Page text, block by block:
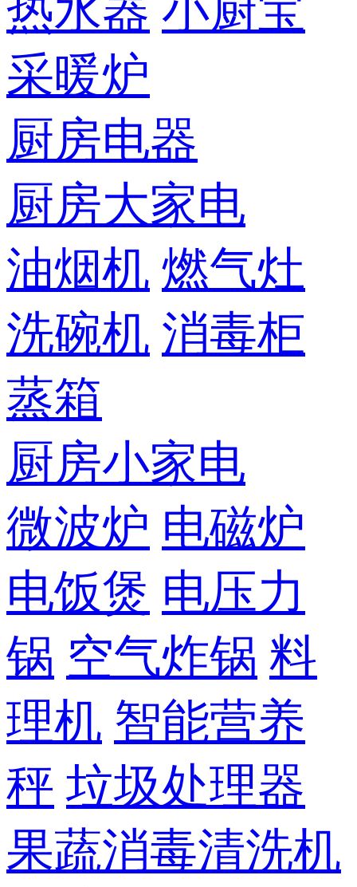
热水器 小厨宝
采暖炉
厨房电器
厨房大家电
油烟机 燃气灶
洗碗机 消毒柜
蒸箱
厨房小家电
微波炉 电磁炉
电饭煲 电压力
锅 空气炸锅 料
理机 智能营养
秤 垃圾处理器
果蔬消毒清洗机